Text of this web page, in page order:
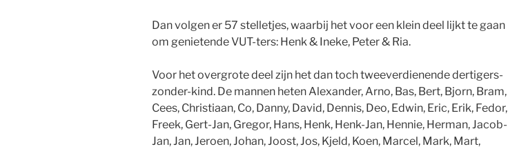
Dan volgen er 57 stelletjes, waarbij het voor een klein deel lijkt te gaan
om genietende VUT-ters: Henk & Ineke, Peter & Ria.
Voor het overgrote deel zijn het dan toch tweeverdienende dertigers-
zonder-kind. De mannen heten Alexander, Arno, Bas, Bert, Bjorn, Bram,
Cees, Christiaan, Co, Danny, David, Dennis, Deo, Edwin, Eric, Erik, Fedor,
Freek, Gert-Jan, Gregor, Hans, Henk, Henk-Jan, Hennie, Herman, Jacob-
Jan, Jan, Jeroen, Johan, Joost, Jos, Kjeld, Koen, Marcel, Mark, Mart,